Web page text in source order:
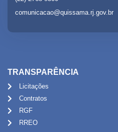
comunicacao@quissama.rj.gov.br
TRANSPARÊNCIA
Licitações
Contratos
RGF
RREO